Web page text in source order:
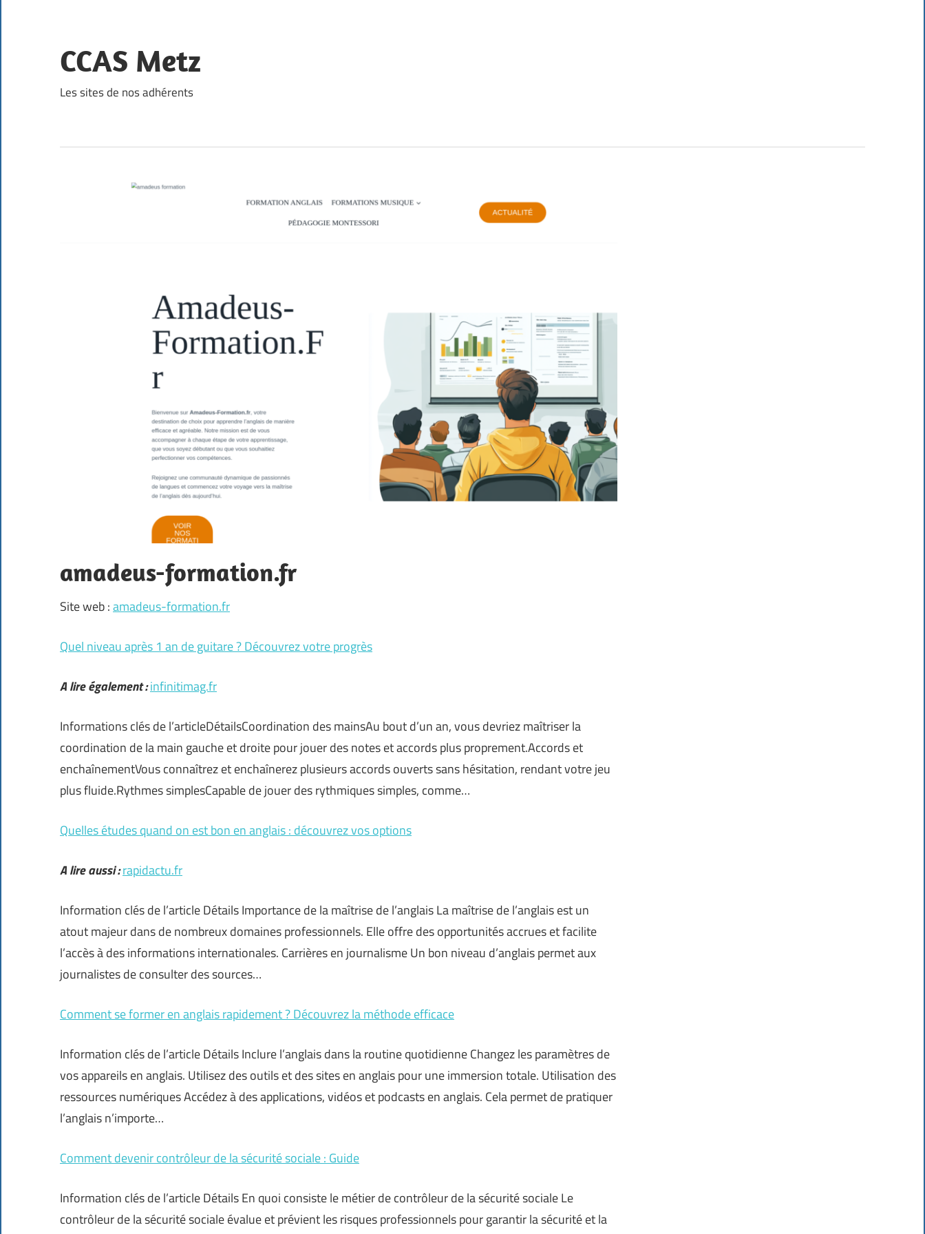
content
CCAS Metz
Les sites de nos adhérents
amadeus-formation.fr
Site web :amadeus-formation.fr
Quel niveau après 1 an de guitare ? Découvrez votre progrès
A lire également :infinitimag.fr
Informations clés de l’articleDétailsCoordination des mainsAu bout d’un an, vous devriez maîtriser la
coordination de la main gauche et droite pour jouer des notes et accords plus proprement.Accords et
enchaînementVous connaîtrez et enchaînerez plusieurs accords ouverts sans hésitation, rendant votre jeu
plus fluide.Rythmes simplesCapable de jouer des rythmiques simples, comme…
Quelles études quand on est bon en anglais : découvrez vos options
A lire aussi :rapidactu.fr
Information clés de l’article Détails Importance de la maîtrise de l’anglais La maîtrise de l’anglais est un
atout majeur dans de nombreux domaines professionnels. Elle offre des opportunités accrues et facilite
l’accès à des informations internationales. Carrières en journalisme Un bon niveau d’anglais permet aux
journalistes de consulter des sources…
Comment se former en anglais rapidement ? Découvrez la méthode efficace
Information clés de l’article Détails Inclure l’anglais dans la routine quotidienne Changez les paramètres de
vos appareils en anglais. Utilisez des outils et des sites en anglais pour une immersion totale. Utilisation des
ressources numériques Accédez à des applications, vidéos et podcasts en anglais. Cela permet de pratiquer
l’anglais n’importe…
Comment devenir contrôleur de la sécurité sociale : Guide
Information clés de l’article Détails En quoi consiste le métier de contrôleur de la sécurité sociale Le
contrôleur de la sécurité sociale évalue et prévient les risques professionnels pour garantir la sécurité et la